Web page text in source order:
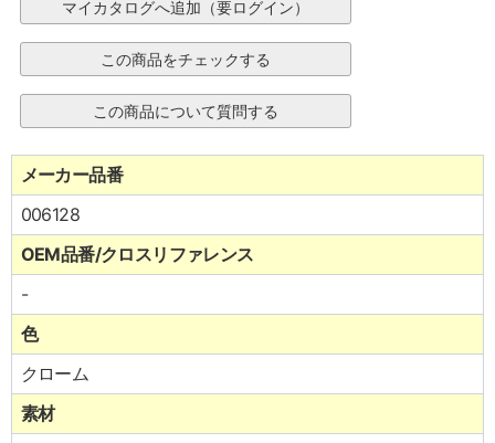
メーカー品番
006128
OEM品番/クロスリファレンス
-
色
クローム
素材